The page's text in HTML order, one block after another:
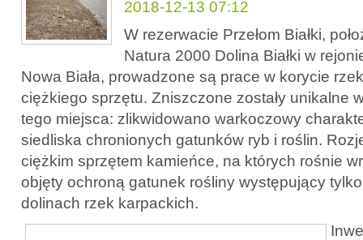
2018-12-13 07:12
W rezerwacie Przełom Białki,
Natura 2000 Dolina Białki w
Nowa Biała, prowadzone są prace w korycie
ciężkiego sprzętu. Zniszczone zostały unikalne
tego miejsca: zlikwidowano warkoczowy
siedliska chronionych gatunków ryb i roślin.
ciężkim sprzętem kamieńce, na których rośnie
objęty ochroną gatunek rośliny występujący
dolinach rzek karpackich.